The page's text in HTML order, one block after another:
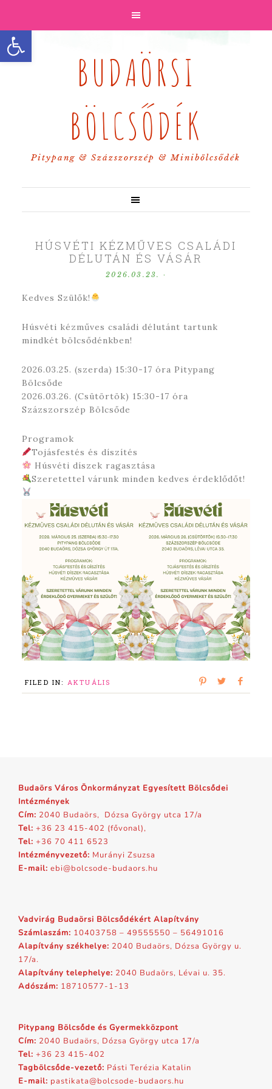
Eszköztár megnyitása
BUDAÖRSI
BÖLCSŐDÉK
Pitypang & Százszorszép & Minibölcsődék
HÚSVÉTI KÉZMŰVES CSALÁDI
DÉLUTÁN ÉS VÁSÁR
2026.03.23. ·
Kedves Szülők!
Húsvéti kézműves családi délutánt tartunk
mindkét bölcsődénkben!
2026.03.25. (szerda) 15:30-17 óra Pitypang
Bölcsőde
2026.03.26. (Csütörtök) 15:30-17 óra
Százszorszép Bölcsőde
Programok
Tojásfestés és díszítés
Húsvéti díszek ragasztása
Szeretettel várunk minden kedves érdeklődőt!
FILED IN: AKTUÁLIS
Budaörs Város Önkormányzat Egyesített Bölcsődei
Intézmények
Cím: 2040 Budaörs, Dózsa György utca 17/a
Tel: +36 23 415-402 (fővonal),
Tel: +36 70 411 6523
Intézményvezető: Murányi Zsuzsa
E-mail: ebi@bolcsode-budaors.hu
Vadvirág Budaörsi Bölcsődékért Alapítvány
Számlaszám: 10403758 – 49555550 – 56491016
Alapítvány székhelye: 2040 Budaörs, Dózsa György u.
17/a.
Alapítvány telephelye: 2040 Budaörs, Lévai u. 35.
Adószám: 18710577-1-13
Pitypang Bölcsőde és Gyermekközpont
Cím: 2040 Budaörs, Dózsa György utca 17/a
Tel: +36 23 415-402
Tagbölcsőde-vezető: Pásti Terézia Katalin
E-mail: pastikata@bolcsode-budaors.hu